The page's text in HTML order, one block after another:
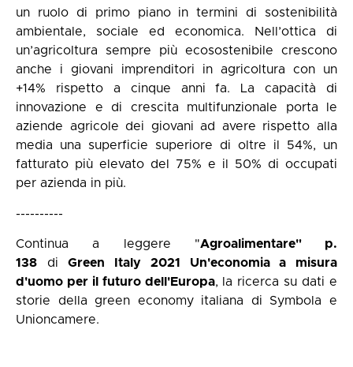
un ruolo di primo piano in termini di sostenibilità
ambientale, sociale ed economica. Nell’ottica di
un’agricoltura sempre più ecosostenibile crescono
anche i giovani imprenditori in agricoltura con un
+14% rispetto a cinque anni fa. La capacità di
innovazione e di crescita multifunzionale porta le
aziende agricole dei giovani ad avere rispetto alla
media una superficie superiore di oltre il 54%, un
fatturato più elevato del 75% e il 50% di occupati
per azienda in più.
----------
Continua a leggere "Agroalimentare" p.
138 diGreen Italy 2021 Un'economia a misura
d'uomo per il futuro dell'Europa,
la ricerca su dati e
storie della green economy italiana di Symbola e
Unioncamere.